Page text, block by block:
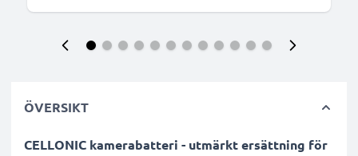
ÖVERSIKT
CELLONIC kamerabatteri - utmärkt ersättning för